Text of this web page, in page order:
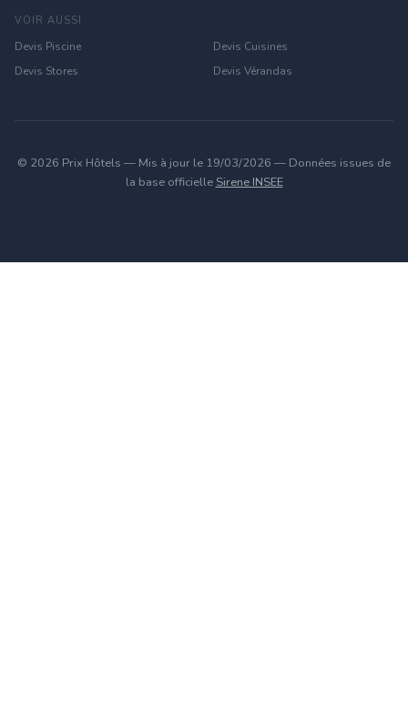
VOIR AUSSI
Devis Piscine
Devis Cuisines
Devis Stores
Devis Vérandas
© 2026 Prix Hôtels — Mis à jour le 19/03/2026 — Données issues de
la base officielle Sirene INSEE